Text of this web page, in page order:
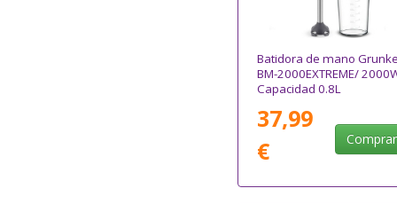
Batidora de mano
BM-2000EXTREME/
Capacidad 0.8L
37,99
€
Comprar